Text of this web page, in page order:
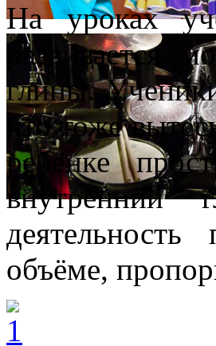
На уроках
развивается
глины.
что тоже
ребёнке
внутренний
объёме,